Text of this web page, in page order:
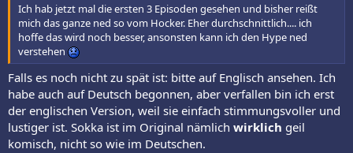
Ich hab jetzt mal die ersten 3 Episoden gesehen und bisher reißt
mich das ganze ned so vom Hocker. Eher durchschnittlich.... ich
hoffe das wird noch besser, ansonsten kann ich den Hype ned
verstehen
Falls es noch nicht zu spät ist: bitte auf Englisch ansehen. Ich
habe auch auf Deutsch begonnen, aber verfallen bin ich erst
der englischen Version, weil sie einfach stimmungsvoller und
lustiger ist. Sokka ist im Original nämlich wirklich geil
komisch, nicht so wie im Deutschen.